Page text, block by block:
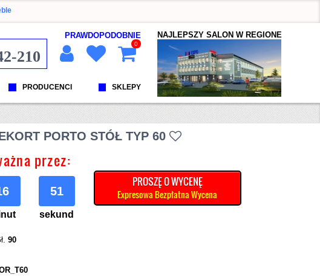
210
PRAWDOPODOBNIE
0
PRODUCENCI SKLEPY
NAJLEPSZY SALON W REGIONE
PORTO STÓŁ TYP 60
przez:
50
sekund
PROSZĘ O WYCENĘ
Expresowa Bezpłatna Wycena
90